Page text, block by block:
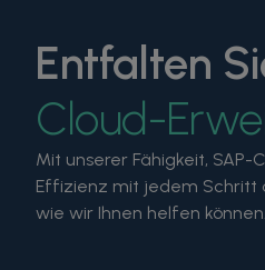
Entfalten
Cloud-
Mit unserer Fähigkeit,
Effizienz mit jedem Schritt
wie wir Ihnen helfen können.